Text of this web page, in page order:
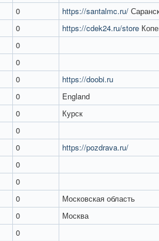
0 https://santalmc.ru/
0 https://cdek24.ru/store
0
0
0
https://doobi.ru
0
England
0
Курск
0
0
https://pozdrava.ru/
0
0
0
Московская область
0
Москва
0